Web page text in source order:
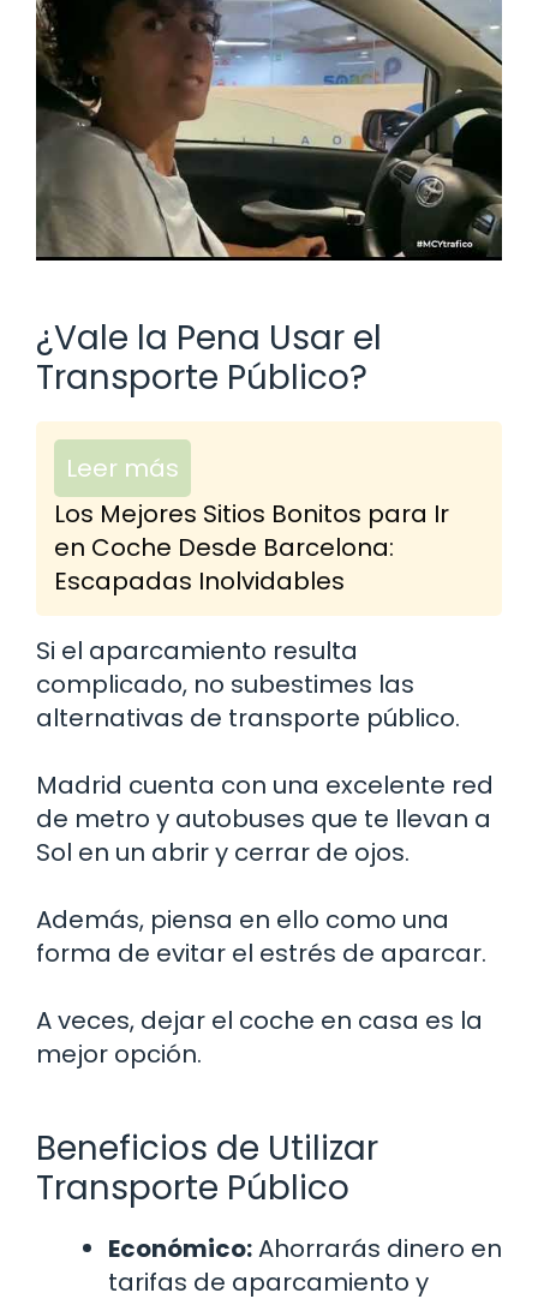
¿Vale la Pena Usar el
Transporte Público?
Leer más
Los Mejores Sitios Bonitos para Ir
en Coche Desde Barcelona:
Escapadas Inolvidables
Si el aparcamiento resulta
complicado, no subestimes las
alternativas de transporte público.
Madrid cuenta con una excelente red
de metro y autobuses que te llevan a
Sol en un abrir y cerrar de ojos.
Además, piensa en ello como una
forma de evitar el estrés de aparcar.
A veces, dejar el coche en casa es la
mejor opción.
Beneficios de Utilizar
Transporte Público
Económico:Ahorrarás dinero en
tarifas de aparcamiento y